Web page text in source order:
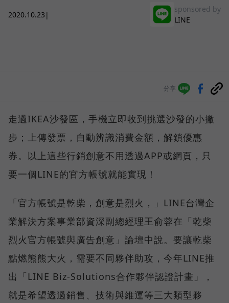
2020.10.23 |
sponsored by
LINE
分享
走過IKEA沙發區，手機立即收到挑選沙發的小撇
步；上傳發票，自動辨識消費金額，解鎖優惠
券。以上這些行銷創意不用透過APP或網頁，只
要一個LINE的官方帳號就能實現！
「官方帳號是乾柴，創意是烈火，」LINE台灣企
業解決方案事業部資深副總經理王俞蓉在「乾柴
烈火官方帳號與廣告創意」論壇中說。要讓乾柴
點燃熊熊大火，需要不同夥伴助攻，今年LINE推
出「LINE Biz-Solutions合作夥伴認證計畫」，
就是希望透過銷售、技術與維運等三大類型夥